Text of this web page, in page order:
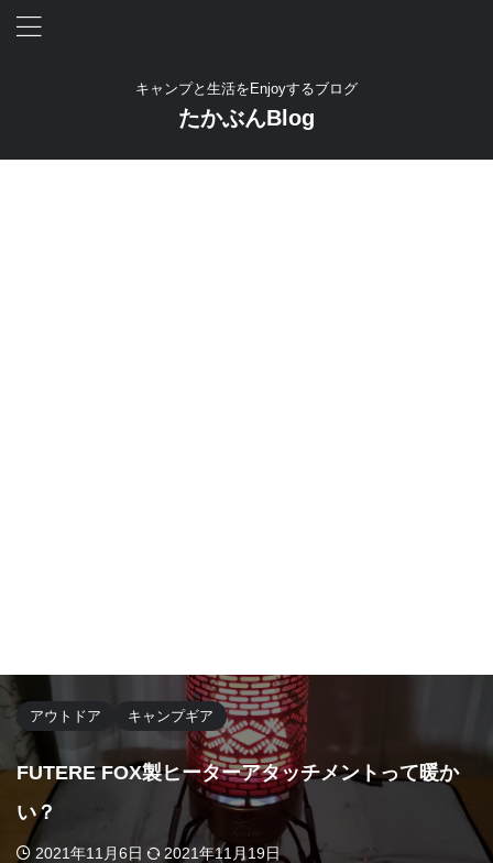
キャンプと生活をEnjoyするブログ
たかぶんBlog
アウトドア キャンプギア
FUTERE FOX製ヒーターアタッチメントって暖か
い？
2021年11月6日 2021年11月19日